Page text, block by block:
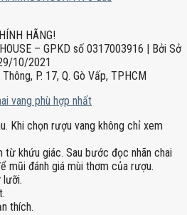
HÃNG!
– GPKD số 0317003916 | Bởi Sở
10/2021
P. 17, Q. Gò Vấp, TPHCM
vang phù hợp nhất
Khi chọn rượu vang không chỉ xem
từ khứu giác. Sau bước đọc nhãn chai
mũi đánh giá mùi thơm của rượu.
lưỡi.
thích.